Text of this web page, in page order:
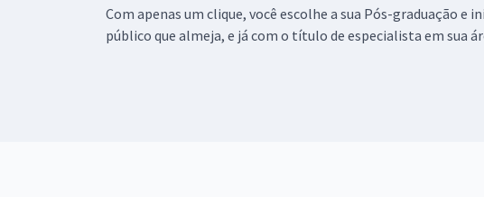
Com apenas um clique, você escolhe a sua Pós-graduação
público que almeja, e já com o título de especialista em sua